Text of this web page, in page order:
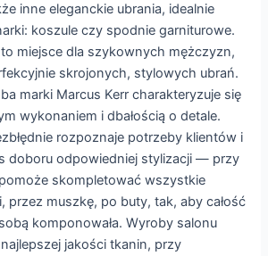
inne eleganckie ubrania, idealnie
koszule czy spodnie garniturowe.
miejsce dla szykownych mężczyzn,
skrojonych, stylowych ubrań.
marki Marcus Kerr charakteryzuje się
wykonaniem i dbałością o detale.
rozpoznaje potrzeby klientów i
doboru odpowiedniej stylizacji — przy
skompletować wszystkie
przez muszkę, po buty, tak, aby całość
komponowała. Wyroby salonu
jakości tkanin, przy